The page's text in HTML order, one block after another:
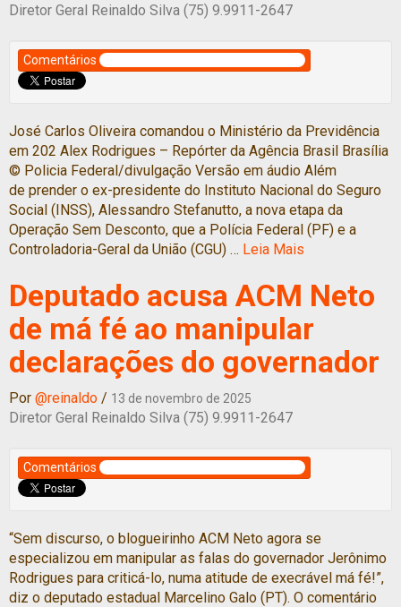
Diretor Geral Reinaldo Silva (75) 9.9911-2647
Comentários
José Carlos Oliveira comandou o Ministério da Previdência
em 202 Alex Rodrigues – Repórter da Agência Brasil Brasília
© Policia Federal/divulgação Versão em áudio Além
de prender o ex-presidente do Instituto Nacional do Seguro
Social (INSS), Alessandro Stefanutto, a nova etapa da
Operação Sem Desconto, que a Polícia Federal (PF) e a
Controladoria-Geral da União (CGU) … Leia Mais
Deputado acusa ACM Neto
de má fé ao manipular
declarações do governador
Por @reinaldo / 13 de novembro de 2025
Diretor Geral Reinaldo Silva (75) 9.9911-2647
Comentários
“Sem discurso, o blogueirinho ACM Neto agora se
especializou em manipular as falas do governador Jerônimo
Rodrigues para criticá-lo, numa atitude de execrável má fé!”,
diz o deputado estadual Marcelino Galo (PT). O comentário